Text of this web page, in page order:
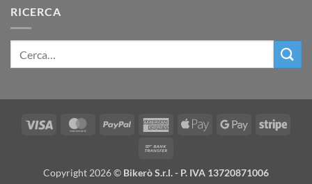
RICERCA
Visa MasterCardPayPal
AmericanApple
Google
Stripe
Copyright 2026 © Bikerò S.r.l. - P. IVA 13720871006